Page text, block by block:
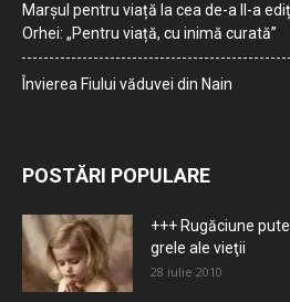
Marșul pentru viață la cea de-a II-a
Orhei: „Pentru viață, cu inimă curată”
Învierea Fiului văduvei din Nain
POSTĂRI POPULARE
+++ Rugăciune
grele ale vieţii
28 iulie 2010